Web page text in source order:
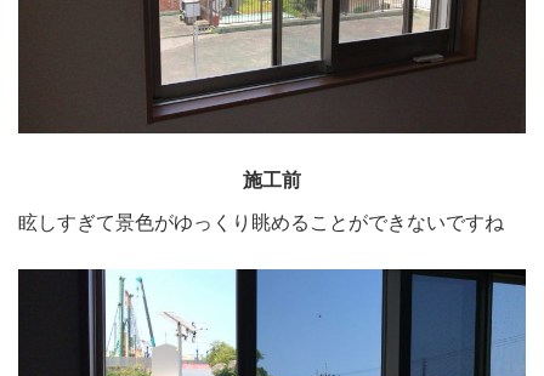
施工前
眩しすぎて景色がゆっくり眺めることができないですね